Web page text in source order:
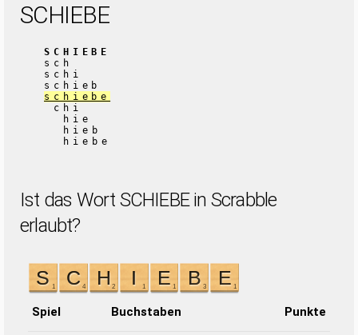
SCHIEBE
SCHIEBE
sch
schi
schieb
schiebe
chi
hie
hieb
hiebe
Ist das Wort SCHIEBE in Scrabble
erlaubt?
Spiel Buchstaben Punkte